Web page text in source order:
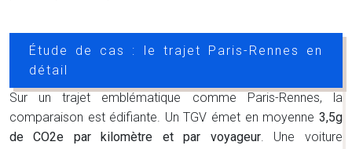
Étude de cas : le trajet Paris-Rennes en
détail
Sur un trajet emblématique comme Paris-Rennes, la
comparaison est édifiante. Un TGV émet en moyenne 3,5g
de CO2e par kilomètre et par voyageur. Une voiture